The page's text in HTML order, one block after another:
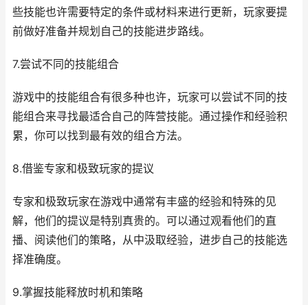
些技能也许需要特定的条件或材料来进行更新，玩家要提
前做好准备并规划自己的技能进步路线。
7.尝试不同的技能组合
游戏中的技能组合有很多种也许，玩家可以尝试不同的技
能组合来寻找最适合自己的阵营技能。通过操作和经验积
累，你可以找到最有效的组合方法。
8.借鉴专家和极致玩家的提议
专家和极致玩家在游戏中通常有丰盛的经验和特殊的见
解，他们的提议是特别真贵的。可以通过观看他们的直
播、阅读他们的策略，从中汲取经验，进步自己的技能选
择准确度。
9.掌握技能释放时机和策略